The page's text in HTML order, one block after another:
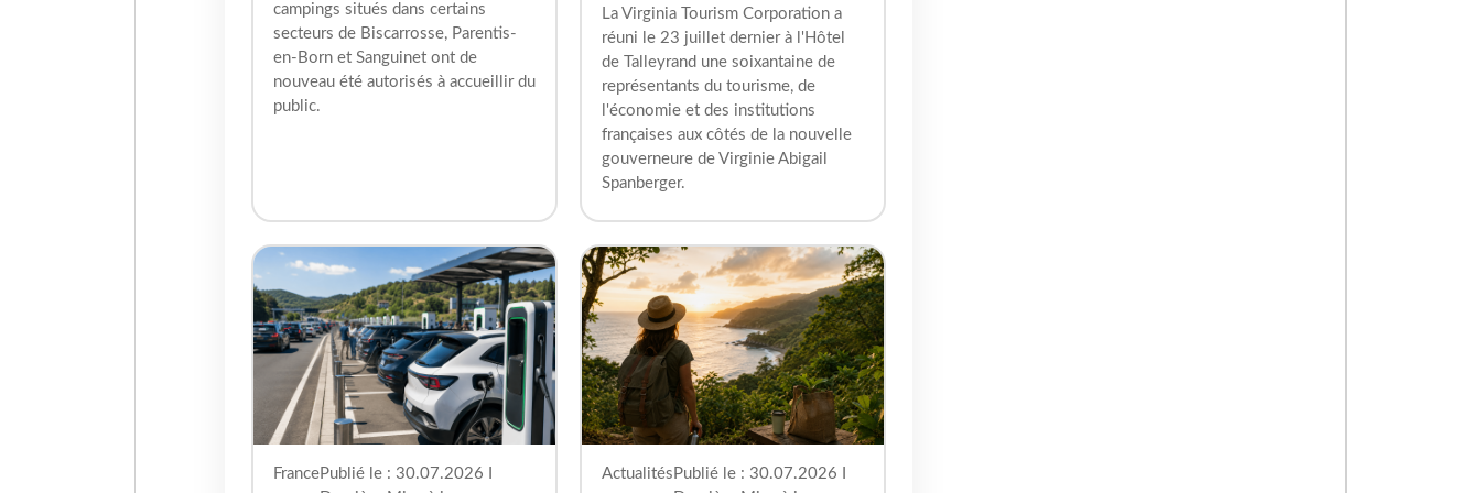
campings situés dans certains
secteurs de Biscarrosse, Parentis-
en-Born et Sanguinet ont de
nouveau été autorisés à accueillir du
public.
La Virginia Tourism Corporation a
réuni le 23 juillet dernier à l'Hôtel
de Talleyrand une soixantaine de
représentants du tourisme, de
l'économie et des institutions
françaises aux côtés de la nouvelle
gouverneure de Virginie Abigail
Spanberger.
FrancePublié le : 30.07.2026 I
Actualités Publié le : 30.07.2026 I